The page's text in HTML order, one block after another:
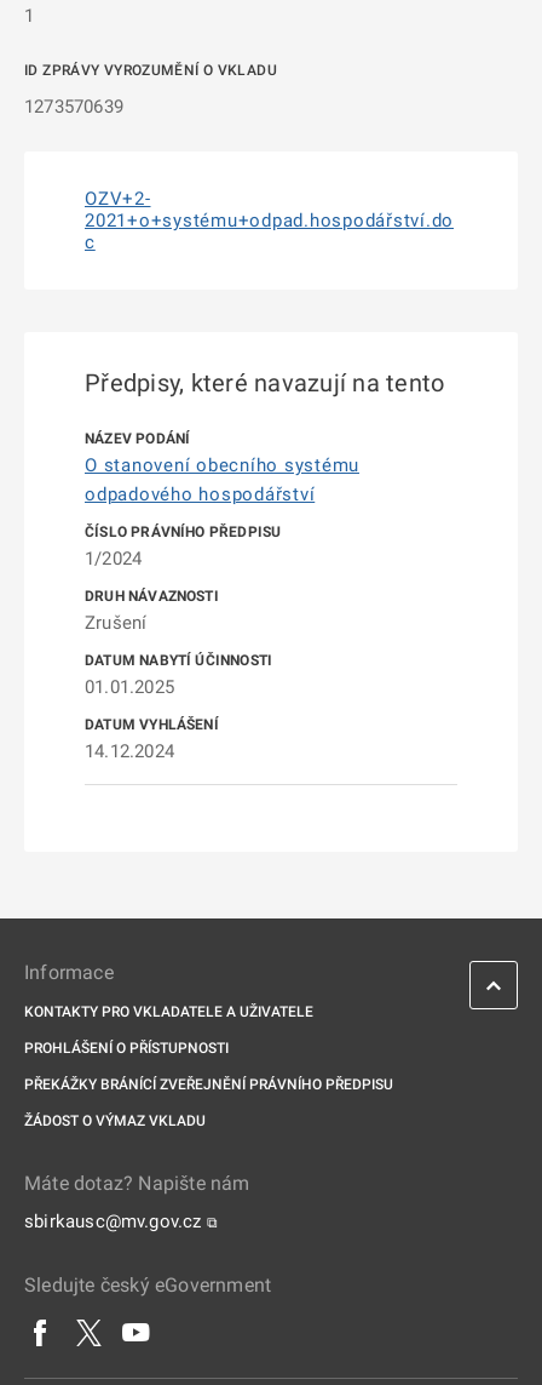
1
ID ZPRÁVY VYROZUMĚNÍ O VKLADU
1273570639
OZV+2-
2021+o+systému+odpad.hospodářství.do
c
Předpisy, které navazují na tento
O stanovení obecního systému
odpadového hospodářství
1/2024
Zrušení
01.01.2025
14.12.2024
Informace
KONTAKTY PRO VKLADATELE A UŽIVATELE
PROHLÁŠENÍ O PŘÍSTUPNOSTI
PŘEKÁŽKY BRÁNÍCÍ ZVEŘEJNĚNÍ PRÁVNÍHO PŘEDPISU
ŽÁDOST O VÝMAZ VKLADU
Máte dotaz? Napište nám
sbirkausc@mv.gov.cz ⧉
Sledujte český eGovernment